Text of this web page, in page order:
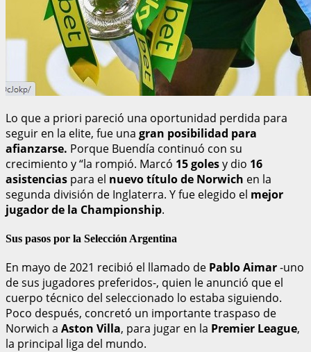
Lo que a priori pareció una oportunidad perdida para
seguir en la elite, fue una gran posibilidad para
afianzarse. Porque Buendía continuó con su
crecimiento y “la rompió. Marcó 15 golesy dio 16
asistencias para el nuevo título de Norwich en la
segunda división de Inglaterra. Y fue elegido el mejor
jugador de la Championship.
Sus pasos por la Selección Argentina
En mayo de 2021 recibió el llamado de Pablo Aimar-uno
de sus jugadores preferidos-, quien le anunció que el
cuerpo técnico del seleccionado lo estaba siguiendo.
Poco después, concretó un importante traspaso de
Norwich a Aston Villa, para jugar en la Premier League,
la principal liga del mundo.